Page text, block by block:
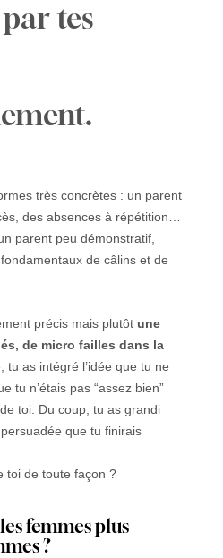
tes
très concrètes : un parent
des absences à répétition…
parent peu démonstratif,
de câlins et de
précis mais plutôt une
de micro failles dans la
tu as intégré l’idée que tu ne
tu n’étais pas “assez bien”
toi. Du coup, tu as grandi
que tu finirais
toi de toute façon ?
femmes plus
?